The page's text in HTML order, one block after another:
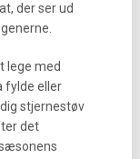
der ser ud
lege med
fylde eller
stjernestøv
det